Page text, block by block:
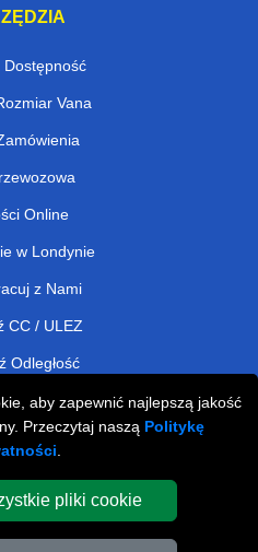
aby zapewnić najlepszą jakość
Przeczytaj naszą Politykę
pliki cookie
Dostępność
Vana
Online
w Londynie
z Nami
CC / ULEZ
Odległość
Removals